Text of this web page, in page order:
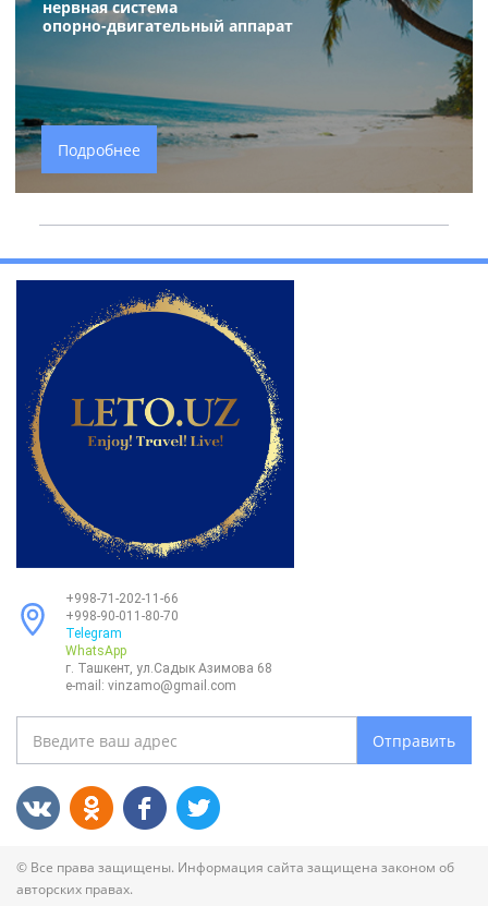
нервная система
опорно-двигательный аппарат
Подробнее
+998-71-202-11-66
+998-90-011-80-70
Telegram
WhatsApp
г. Ташкент, ул.Садык Азимова 68
e-mail: vinzamo@gmail.com
Отправить
© Все права защищены. Информация сайта защищена законом об
авторских правах.